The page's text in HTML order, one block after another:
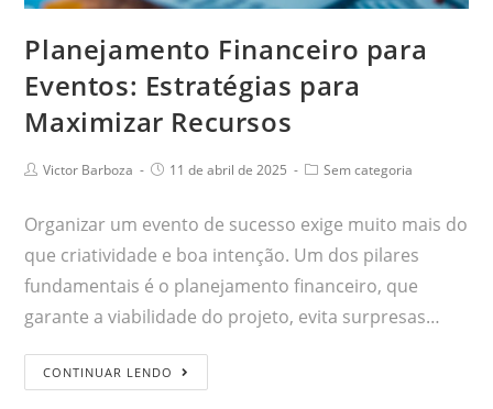
Planejamento Financeiro para
Eventos: Estratégias para
Maximizar Recursos
Victor Barboza 11 de abril de 2025 Sem categoria
Organizar um evento de sucesso exige muito mais do
que criatividade e boa intenção. Um dos pilares
fundamentais é o planejamento financeiro, que
garante a viabilidade do projeto, evita surpresas…
CONTINUAR LENDO